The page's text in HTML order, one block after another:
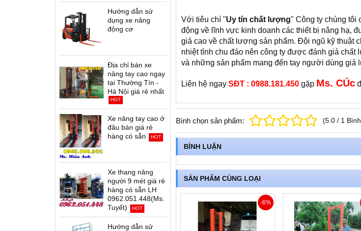
Hướng dẫn sử
dụng xe nâng
động cơ
Địa chỉ bán xe
nâng tay cao ngay
tại Thường Tín -
Hà Nội giá rẻ nhất
HOT
Xe nâng tay cao ở
đâu bán giá rẻ
hàng có sẵn
HOT
Xe thang nâng
người 9 mét giá rẻ
hàng có sẵn LH
0962.051.448(Ms.
Tuyết)
HOT
Hướng dẫn sử
Với tiêu chí "Uy tín chất lượng" Công ty chúng tôi
động về lĩnh vực kinh doanh các thiết bị nâng hạ,
giá cao về chất lượng sản phẩm. Đội ngũ kỹ thuật
nhiệt tình chu đáo nên công ty được đánh giá chất
và những sản phẩm mang đến tay người dùng giá
Liên hệ ngay SĐT : 0988.181.450 gặp Ms. CÚc
Bình chọn sản phẩm: (5.0/ 1
BÌNH LUẬN
SẢN PHẨM CÙNG LOẠI
-6%